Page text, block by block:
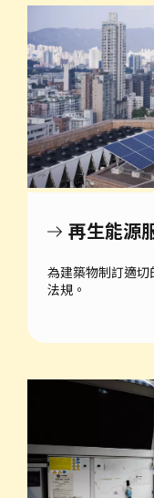
再生能源
為建築物制訂適
法規。